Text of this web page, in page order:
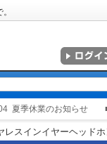
夏季休業のお知らせ
レスインイヤーヘッド